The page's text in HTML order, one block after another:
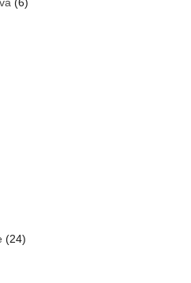
(24)